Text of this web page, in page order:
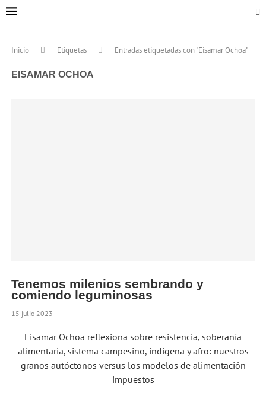
Inicio Etiquetas Entradas etiquetadas con "Eisamar Ochoa"
EISAMAR OCHOA
Tenemos milenios sembrando y
comiendo leguminosas
15 julio 2023
Eisamar Ochoa reflexiona sobre resistencia, soberanía
alimentaria, sistema campesino, indígena y afro: nuestros
granos autóctonos versus los modelos de alimentación
impuestos